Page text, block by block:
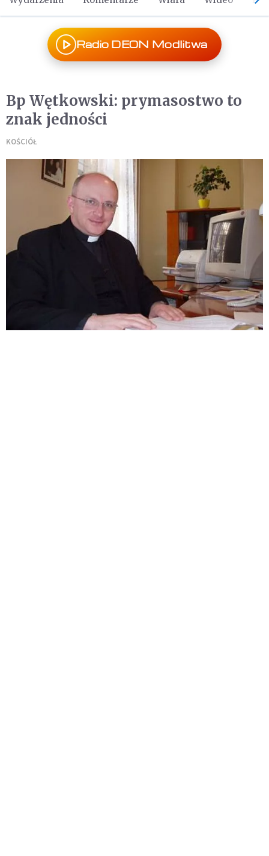
Radio DEON Modlitwa
Bp Wętkowski: prymasostwo to
znak jedności
KOŚCIÓŁ